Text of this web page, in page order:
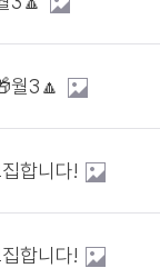
월3🔼
합니다!
합니다!